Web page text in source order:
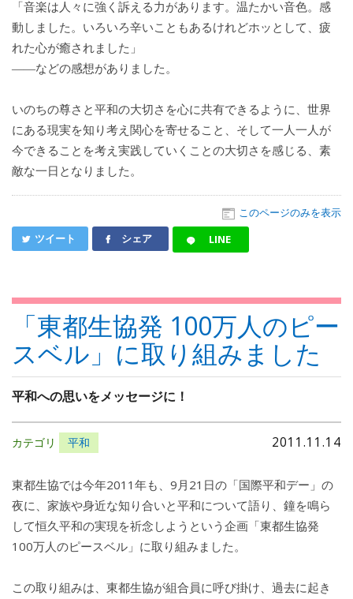
「音楽は人々に強く訴える力があります。温たかい音色。感
動しました。いろいろ辛いこともあるけれどホッとして、疲
れた心が癒されました」
――などの感想がありました。
いのちの尊さと平和の大切さを心に共有できるように、世界
にある現実を知り考え関心を寄せること、そして一人一人が
今できることを考え実践していくことの大切さを感じる、素
敵な一日となりました。
このページのみを表示
ツイート シェア LINE
「東都生協発 100万人のピー
スベル」に取り組みました
平和への思いをメッセージに！
2011.11.14
カテゴリ 平和
東都生協では今年2011年も、9月21日の「国際平和デー」の
夜に、家族や身近な知り合いと平和について語り、鐘を鳴ら
して恒久平和の実現を祈念しようという企画「東都生協発
100万人のピースベル」に取り組みました。
この取り組みは、東都生協が組合員に呼び掛け、過去に起き